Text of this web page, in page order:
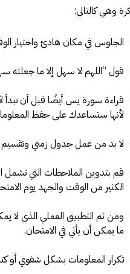
وهي كالتالي:
الجلوس في مكان هادئ واختيار
قول “اللهم لا سهل إلا ما جعلته
لأنها ستساعدك على حفظ
لا بد من عمل جدول زمني
قم بتدوين الملاحظات التي تشمل
الكثير من الوقت والجهد يوم
ومن ثم التطبيق العملي الذي لا
ما يمكن أن يأتي في الامتحان.
تكرار المعلومات بشكل شفوي أو